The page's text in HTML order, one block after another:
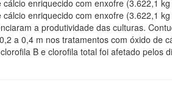
enriquecido com enxofre (3.622,1
enriquecido com enxofre (3.622,1
a produtividade das culturas.
a 0,4 m nos tratamentos com óxido de
B e clorofila total foi afetado pelos